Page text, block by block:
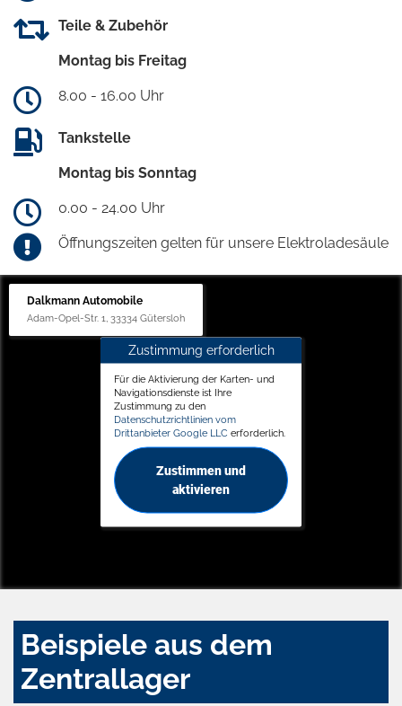
Teile & Zubehör
Montag bis Freitag
8.00 - 16.00 Uhr
Tankstelle
Montag bis Sonntag
0.00 - 24.00 Uhr
Öffnungszeiten gelten für unsere Elektroladesäule
Dalkmann Automobile
Adam-Opel-Str. 1, 33334 Gütersloh
Zustimmung erforderlich
Für die Aktivierung der Karten- und
Navigationsdienste ist Ihre
Zustimmung zu den
Datenschutzrichtlinien vom
Drittanbieter Google LLC erforderlich.
Zustimmen und
aktivieren
Beispiele aus dem
Zentrallager